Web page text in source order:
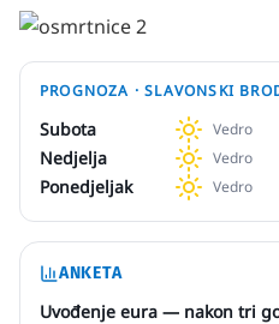
PROGNOZA ·SLAVONSKI
Subota Vedro
Nedjelja
Vedro
Ponedjeljak
Vedro
ANKETA
Uvođenje eura — nakon tri